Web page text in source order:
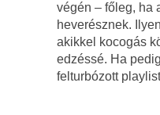
végén – főleg, ha
heverésznek.
akikkel kocogás
edzéssé. Ha
felturbózott